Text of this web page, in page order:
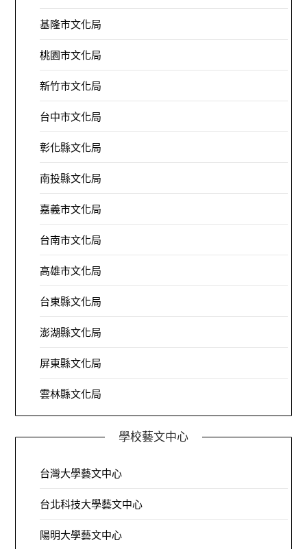
基隆市文化局
桃園市文化局
新竹市文化局
台中市文化局
彰化縣文化局
南投縣文化局
嘉義市文化局
台南市文化局
高雄市文化局
台東縣文化局
澎湖縣文化局
屏東縣文化局
雲林縣文化局
學校藝文中心
台灣大學藝文中心
台北科技大學藝文中心
陽明大學藝文中心